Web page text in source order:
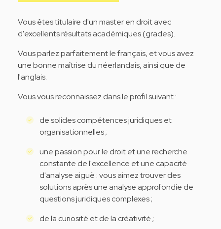
Vous êtes titulaire d'un master en droit avec
d'excellents résultats académiques (grades).
Vous parlez parfaitement le français, et vous avez
une bonne maîtrise du néerlandais, ainsi que de
l'anglais.
Vous vous reconnaissez dans le profil suivant :
de solides compétences juridiques et
organisationnelles ;
une passion pour le droit et une recherche
constante de l'excellence et une capacité
d'analyse aiguë : vous aimez trouver des
solutions après une analyse approfondie de
questions juridiques complexes ;
de la curiosité et de la créativité ;